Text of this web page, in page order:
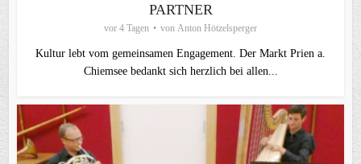
PARTNER
vor 4 Tagen von Anton Hötzelsperger
Kultur lebt vom gemeinsamen Engagement. Der Markt Prien a.
Chiemsee bedankt sich herzlich bei allen...